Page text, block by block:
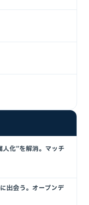
化”を解消。マッチ
出会う。オープンデ